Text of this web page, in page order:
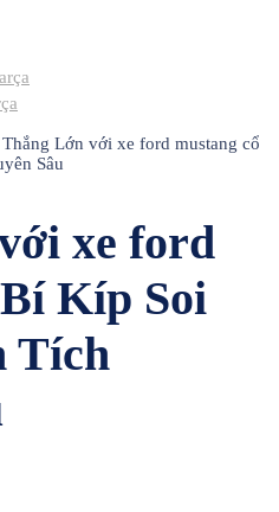
Thắng Lớn với xe ford mustang cổ
Sâu
xe ford
Kíp Soi
Tích